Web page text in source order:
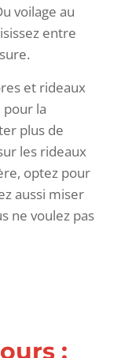
voilage au
entre
et rideaux
pour la
plus de
les rideaux
optez pour
aussi miser
ne voulez pas
: